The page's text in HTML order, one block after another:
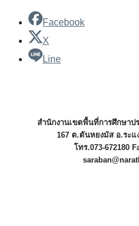
Facebook
X
Line
สำนักงานเขตพื้นที่การศึกษาป
167 ต.ตันหยงมัส อ.ระแ
โทร.073-672180